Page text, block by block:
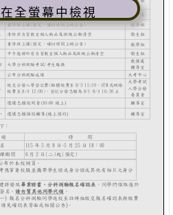
在全螢幕中檢視